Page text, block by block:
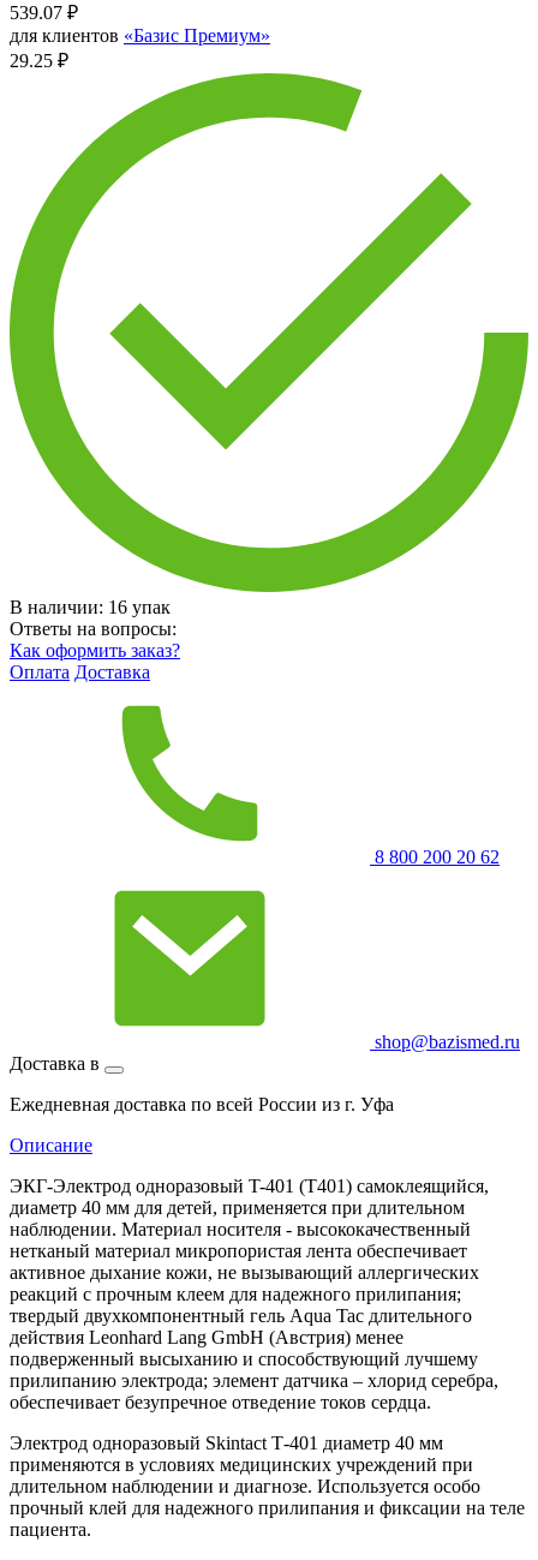
539.07 ₽
для клиентов «Базис Премиум»
29.25 ₽
В наличии: 16 упак
Ответы на вопросы:
Как оформить заказ?
Оплата Доставка
8 800 200 20 62
shop@bazismed.ru
Доставка в
Ежедневная доставка по всей России из г. Уфа
Описание
ЭКГ-Электрод одноразовый T-401 (T401) самоклеящийся,
диаметр 40 мм для детей, применяется при длительном
наблюдении. Материал носителя - высококачественный
нетканый материал микропористая лента обеспечивает
активное дыхание кожи, не вызывающий аллергических
реакций с прочным клеем для надежного прилипания;
твердый двухкомпонентный гель Aqua Tac длительного
действия Leonhard Lang GmbH (Австрия) менее
подверженный высыханию и способствующий лучшему
прилипанию электрода; элемент датчика – хлорид серебра,
обеспечивает безупречное отведение токов сердца.
Электрод одноразовый Skintact Т-401 диаметр 40 мм
применяются в условиях медицинских учреждений при
длительном наблюдении и диагнозе. Используется особо
прочный клей для надежного прилипания и фиксации на теле
пациента.